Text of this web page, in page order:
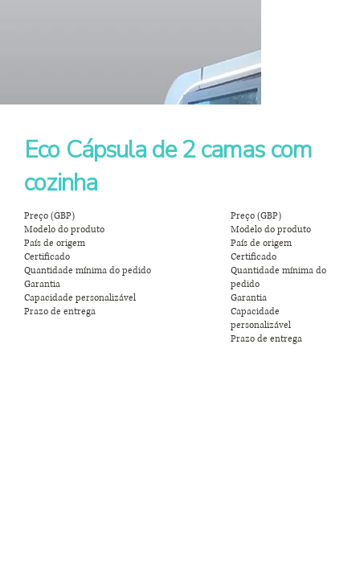
Eco Cápsula de 2 camas com
cozinha
Preço (GBP)
Modelo do produto
País de origem
Certificado
Quantidade mínima do pedido
Garantia
Capacidade personalizável
Prazo de entrega
Preço (GBP)
Modelo do produto
País de origem
Certificado
Quantidade mínima do
pedido
Garantia
Capacidade
personalizável
Prazo de entrega